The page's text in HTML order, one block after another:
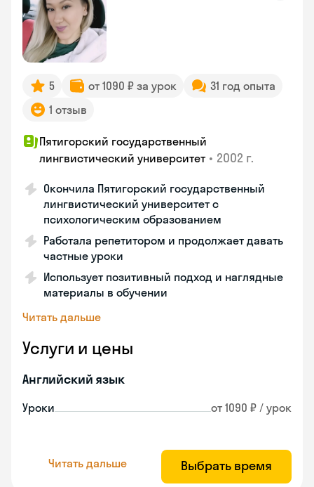
5 от 1090 ₽ за урок
31 год опыта
1 отзыв
Пятигорский государственный
лингвистический университет • 2002 г.
Окончила Пятигорский государственный
лингвистический университет с
психологическим образованием
Работала репетитором и продолжает давать
частные уроки
Использует позитивный подход и наглядные
материалы в обучении
Читать дальше
Услуги и цены
Английский язык
Уроки от 1090 ₽ / урок
Читать дальше Выбрать время